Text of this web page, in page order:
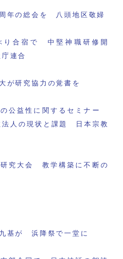
年の総会を 八頭地区敬婦
り合宿で 中堅神職研修開
連合
が研究協力の覚書を
公益性に関するセミナー
法人の現状と課題 日本宗教
究大会 教学構築に不断の
基が 浜降祭で一堂に